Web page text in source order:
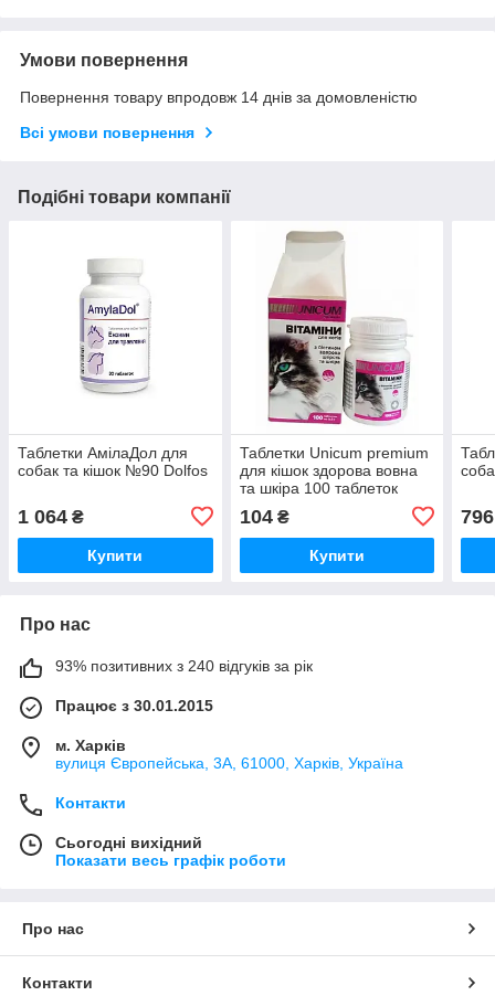
Умови повернення
Повернення товару впродовж 14 днів за домовленістю
Всі умови повернення
Подібні товари компанії
Таблетки АмілаДол для
собак та кішок №90 Dolfos
1 064 ₴
Купити
Таблетки Unicum premium
для кішок здорова вовна
та шкіра 100 таблеток
104₴
Купити
796
Про нас
93% позитивних з 240 відгуків за рік
Працює з 30.01.2015
м. Харків
вулиця Європейська, 3А, 61000, Харків, Україна
Контакти
Сьогодні вихідний
Показати весь графік роботи
Про нас
Контакти